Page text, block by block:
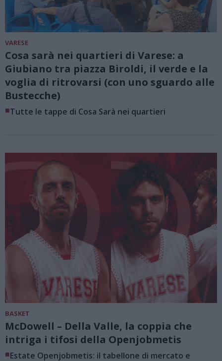
VARESE
Cosa sarà nei quartieri di Varese: a
Giubiano tra piazza Biroldi, il verde e la
voglia di ritrovarsi (con uno sguardo alle
Bustecche)
■Tutte le tappe di Cosa Sarà nei quartieri
BASKET
McDowell – Della Valle, la coppia che
intriga i tifosi della Openjobmetis
■Estate Openjobmetis: il tabellone di mercato e